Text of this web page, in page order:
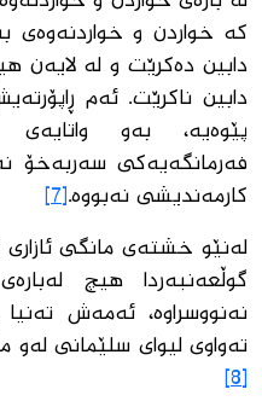
كە خواردن و خواردنەوەی
دابین دەكرێت و لە لایەن
دابین ناكرێت. ئەم
پێوەیە، بەو واتایەی
فەرمانگەیەكی سەربەخۆ
كارمەندیشی نەبووە.[7]
گوڵعەنبەردا هیچ
نەنووسراوە، ئەمەش
تەواوی لیوای سلێمانی لەو
[8]